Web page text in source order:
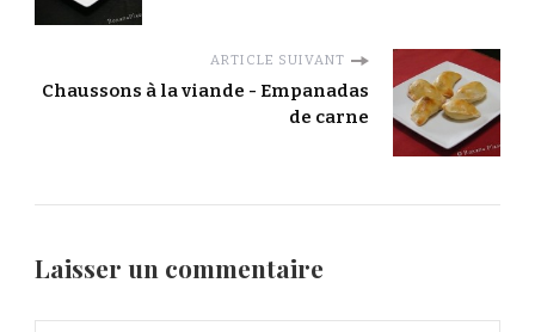
ARTICLE SUIVANT
Chaussons à la viande - Empanadas
de carne
Laisser un commentaire